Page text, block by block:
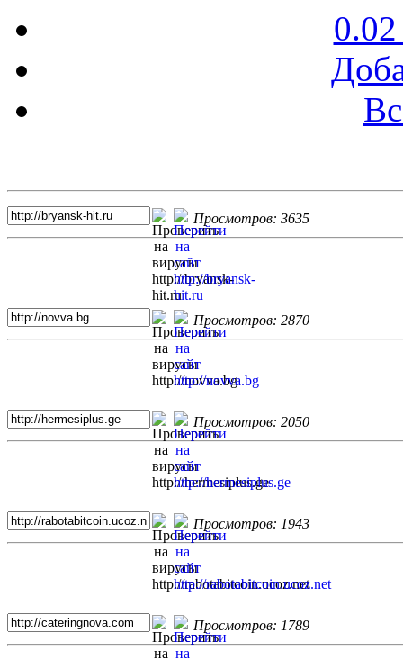
Просмотров: 3635
Просмотров: 2870
Просмотров: 2050
Просмотров: 1943
Просмотров: 1789